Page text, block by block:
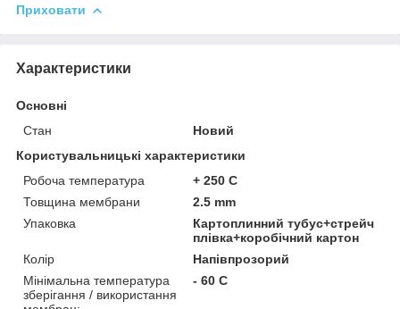
Приховати
Характеристики
Основні
Стан
Новий
Користувальницькі характеристики
Робоча температура
+ 250 С
Товщина мембрани
2.5 mm
Упаковка
Картоплинний тубус+стрейч
плівка+коробічний картон
Колір
Напівпрозорий
Мінімальна температура
зберігання / використання
- 60 С